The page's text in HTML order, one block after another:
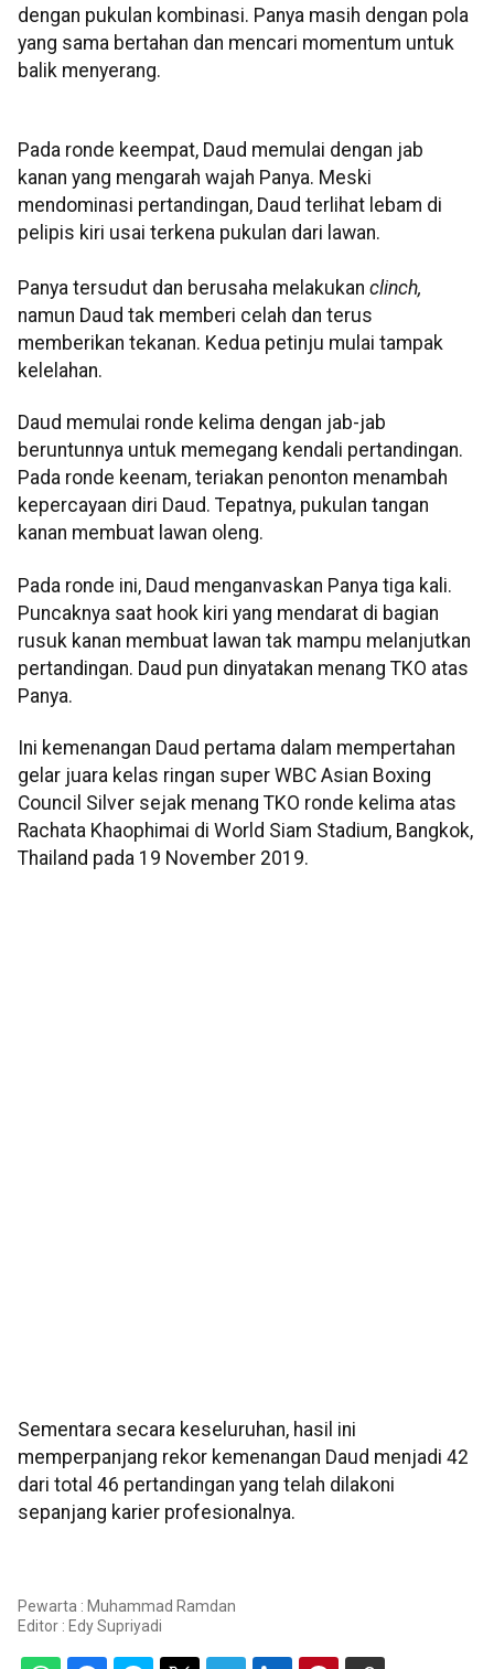
dengan pukulan kombinasi. Panya masih dengan pola
yang sama bertahan dan mencari momentum untuk
balik menyerang.
Pada ronde keempat, Daud memulai dengan jab
kanan yang mengarah wajah Panya. Meski
mendominasi pertandingan, Daud terlihat lebam di
pelipis kiri usai terkena pukulan dari lawan.
Panya tersudut dan berusaha melakukan clinch,
namun Daud tak memberi celah dan terus
memberikan tekanan. Kedua petinju mulai tampak
kelelahan.
Daud memulai ronde kelima dengan jab-jab
beruntunnya untuk memegang kendali pertandingan.
Pada ronde keenam, teriakan penonton menambah
kepercayaan diri Daud. Tepatnya, pukulan tangan
kanan membuat lawan oleng.
Pada ronde ini, Daud menganvaskan Panya tiga kali.
Puncaknya saat hook kiri yang mendarat di bagian
rusuk kanan membuat lawan tak mampu melanjutkan
pertandingan. Daud pun dinyatakan menang TKO atas
Panya.
Ini kemenangan Daud pertama dalam mempertahan
gelar juara kelas ringan super WBC Asian Boxing
Council Silver sejak menang TKO ronde kelima atas
Rachata Khaophimai di World Siam Stadium, Bangkok,
Thailand pada 19 November 2019.
Sementara secara keseluruhan, hasil ini
memperpanjang rekor kemenangan Daud menjadi 42
dari total 46 pertandingan yang telah dilakoni
sepanjang karier profesionalnya.
Pewarta : Muhammad Ramdan
Editor : Edy Supriyadi